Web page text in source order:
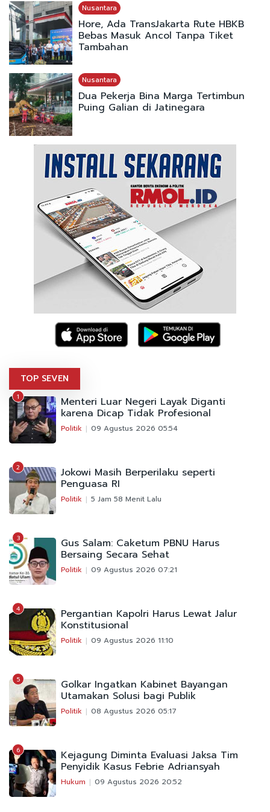
Nusantara
Hore, Ada TransJakarta Rute HBKB
Bebas Masuk Ancol Tanpa Tiket
Tambahan
Nusantara
Dua Pekerja Bina Marga Tertimbun
Puing Galian di Jatinegara
TOP SEVEN
1 Menteri Luar Negeri Layak Diganti
karena Dicap Tidak Profesional
Politik 09 Agustus 2026 05:54
2 Jokowi Masih Berperilaku seperti
Penguasa RI
Politik 5 Jam 58 Menit Lalu
3 Gus Salam: Caketum PBNU Harus
Bersaing Secara Sehat
Politik 09 Agustus 2026 07:21
4 Pergantian Kapolri Harus Lewat Jalur
Konstitusional
Politik 09 Agustus 2026 11:10
5 Golkar Ingatkan Kabinet Bayangan
Utamakan Solusi bagi Publik
Politik 08 Agustus 2026 05:17
6 Kejagung Diminta Evaluasi Jaksa Tim
Penyidik Kasus Febrie Adriansyah
Hukum 09 Agustus 2026 20:52